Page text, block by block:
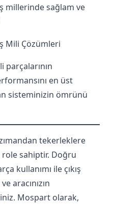
millerinde sağlam ve
Mili Çözümleri
parçalarının
en üst
sisteminizin ömrünü
tekerleklere
sahiptir. Doğru
kullanımı ile çıkış
aracınızın
Mospart olarak,